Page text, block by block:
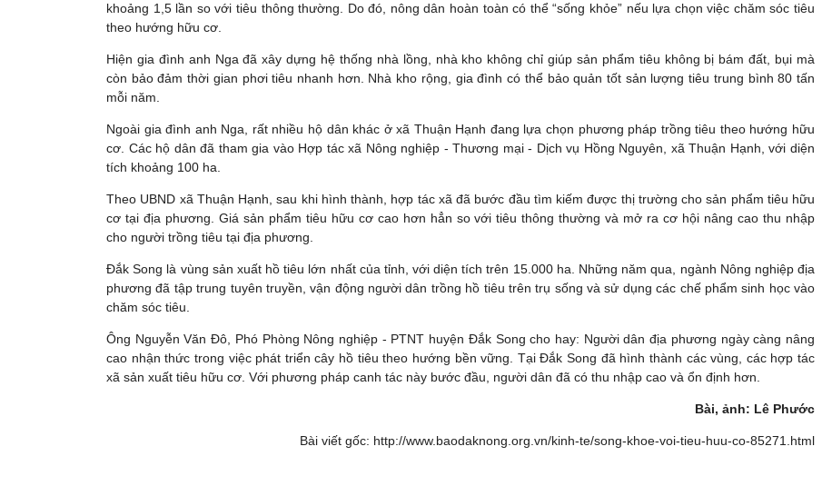
khoảng 1,5 lần so với tiêu thông thường. Do đó, nông dân hoàn toàn có thể “sống khỏe” nếu lựa chọn việc chăm sóc tiêu
theo hướng hữu cơ.
Hiện gia đình anh Nga đã xây dựng hệ thống nhà lồng, nhà kho không chỉ giúp sản phẩm tiêu không bị bám đất, bụi mà
còn bảo đảm thời gian phơi tiêu nhanh hơn. Nhà kho rộng, gia đình có thể bảo quản tốt sản lượng tiêu trung bình 80 tấn
mỗi năm.
Ngoài gia đình anh Nga, rất nhiều hộ dân khác ở xã Thuận Hạnh đang lựa chọn phương pháp trồng tiêu theo hướng hữu
cơ. Các hộ dân đã tham gia vào Hợp tác xã Nông nghiệp - Thương mại - Dịch vụ Hồng Nguyên, xã Thuận Hạnh, với diện
tích khoảng 100 ha.
Theo UBND xã Thuận Hạnh, sau khi hình thành, hợp tác xã đã bước đầu tìm kiếm được thị trường cho sản phẩm tiêu hữu
cơ tại địa phương. Giá sản phẩm tiêu hữu cơ cao hơn hẳn so với tiêu thông thường và mở ra cơ hội nâng cao thu nhập
cho người trồng tiêu tại địa phương.
Đắk Song là vùng sản xuất hồ tiêu lớn nhất của tỉnh, với diện tích trên 15.000 ha. Những năm qua, ngành Nông nghiệp địa
phương đã tập trung tuyên truyền, vận động người dân trồng hồ tiêu trên trụ sống và sử dụng các chế phẩm sinh học vào
chăm sóc tiêu.
Ông Nguyễn Văn Đô, Phó Phòng Nông nghiệp - PTNT huyện Đắk Song cho hay: Người dân địa phương ngày càng nâng
cao nhận thức trong việc phát triển cây hồ tiêu theo hướng bền vững. Tại Đắk Song đã hình thành các vùng, các hợp tác
xã sản xuất tiêu hữu cơ. Với phương pháp canh tác này bước đầu, người dân đã có thu nhập cao và ổn định hơn.
Bài, ảnh: Lê Phước
Bài viết gốc: http://www.baodaknong.org.vn/kinh-te/song-khoe-voi-tieu-huu-co-85271.html